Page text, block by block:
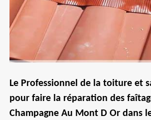
Le Professionnel de la toiture et
pour faire la réparation des
Champagne Au Mont D Or dans